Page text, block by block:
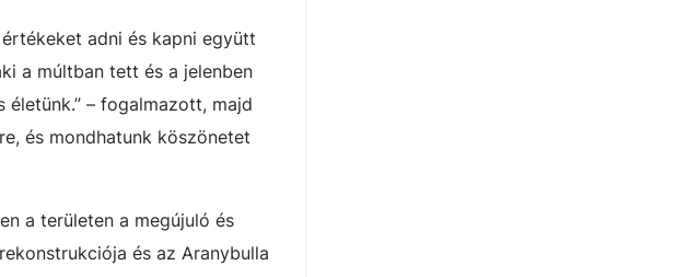
adni és kapni együtt
a múltban tett és a jelenben
– fogalmazott, majd
és mondhatunk köszönetet
a területen a megújuló és
és az Aranybulla